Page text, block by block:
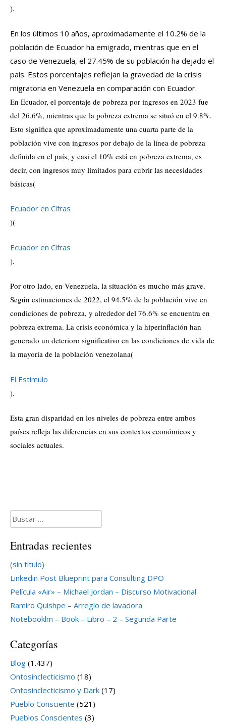
).
En los últimos 10 años, aproximadamente el 10.2% de la
población de Ecuador ha emigrado, mientras que en el
caso de Venezuela, el 27.45% de su población ha dejado el
país. Estos porcentajes reflejan la gravedad de la crisis
migratoria en Venezuela en comparación con Ecuador. ​
En Ecuador, el porcentaje de pobreza por ingresos en 2023 fue
del 26.6%, mientras que la pobreza extrema se situó en el 9.8%.
Esto significa que aproximadamente una cuarta parte de la
población vive con ingresos por debajo de la línea de pobreza
definida en el país, y casi el 10% está en pobreza extrema, es
decir, con ingresos muy limitados para cubrir las necesidades
básicas​(
Ecuador en Cifras
)(
Ecuador en Cifras
).
Por otro lado, en Venezuela, la situación es mucho más grave.
Según estimaciones de 2022, el 94.5% de la población vive en
condiciones de pobreza, y alrededor del 76.6% se encuentra en
pobreza extrema. La crisis económica y la hiperinflación han
generado un deterioro significativo en las condiciones de vida de
la mayoría de la población venezolana​(
El Estímulo
).
Esta gran disparidad en los niveles de pobreza entre ambos
países refleja las diferencias en sus contextos económicos y
sociales actuales.
Buscar:
Entradas recientes
(sin título)
Linkedin Post Blueprint para Consulting DPO
Película «Air» – Michael Jordan – Discurso Motivacional
Ramiro Quishpe – Arreglo de lavadora
Notebooklm – Book – Libro – 2 – Segunda Parte
Categorías
Blog (1.437)
Ontosinclecticismo (18)
Ontosinclecticismo y Dark (17)
Pueblo Consciente (521)
Pueblos Conscientes (3)